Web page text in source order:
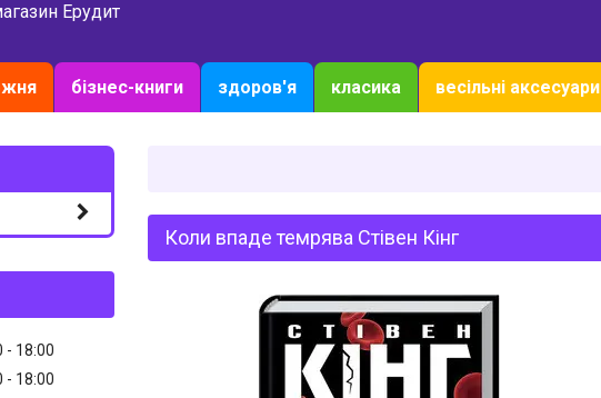
Ерудит
бізнес-книги здоров'я класика весільні аксесуари
Коли впаде темрява Стівен Кінг
18:00
18:00